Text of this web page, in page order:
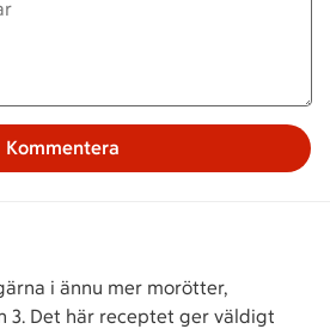
Kommentera
i ännu mer morötter,
3. Det här receptet ger väldigt